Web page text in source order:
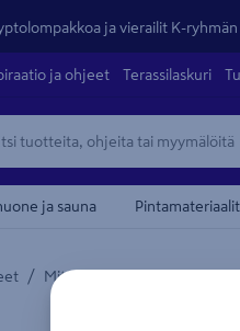
ja vierailit K-ryhmän
ja ohjeet Terassilaskuri
ja sauna Pintamateriaalit
/ Mittalaitteiden tarvikkeet
kuvaus -maamerkistä